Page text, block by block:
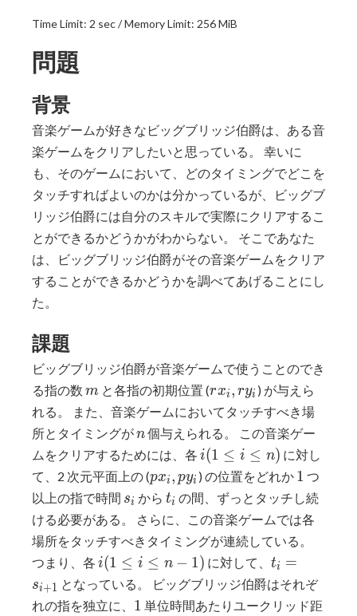
Time Limit: 2 sec / Memory Limit: 256 MiB
問題
背景
音楽ゲームが好きなビッグブリッジ伯爵は、ある音
楽ゲームをクリアしたいと思っている。 幸いに
も、そのゲームにおいて、どのタイミングでどこを
タッチすればよいのかは分かっているが、ビッグブ
リッジ伯爵には自分のスキルで実際にクリアするこ
とができるかどうかがわからない。 そこであなた
は、ビッグブリッジ伯爵がその音楽ゲームをクリア
することができるかどうかを調べてあげることにし
た。
課題
ビッグブリッジ伯爵が音楽ゲームで使うことのでき
る指の数 m
m と各指の初期位置 (rx_i,
ry_i
rxi , ryi ) が与えら
れる。 また、音楽ゲームにおいてタッチすべき場
所とタイミングがn
n個与えられる。 この音楽ゲー
ムをクリアするためには、各 i
(1
≤
i
≤
n)
i(1 ≤ i ≤ n) に対し
て、2 次元平面上の (px_i,
py_i
pxi , pyi ) の位置をどれか 1
1 つ
以上の指で時間 s_i
si から t_i
ti の間、ずっとタッチし続
ける必要がある。 さらに、この音楽ゲームでは各
場所をタッチすべきタイミングが連続している。
つまり、各 i
(1
≤
i(1 ≤ i ≤ n − 1) に対して、t_i =
s_{i+1}
ti =
si+1 となっている。 ビッグブリッジ伯爵はそれぞ
れの指を独立に、 1
1 単位時間あたりユークリッド距